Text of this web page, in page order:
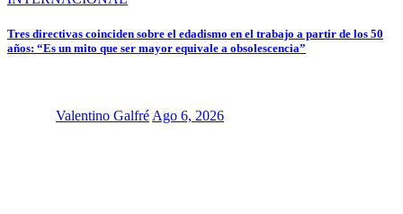
Tres directivas coinciden sobre el edadismo en el trabajo a partir de los 50
años: “Es un mito que ser mayor equivale a obsolescencia”
Valentino GalfréAgo 6, 2026